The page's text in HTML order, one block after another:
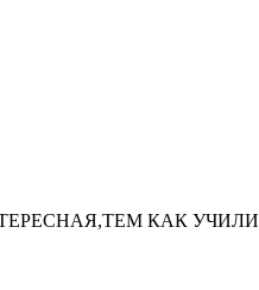
КАК УЧИЛИ